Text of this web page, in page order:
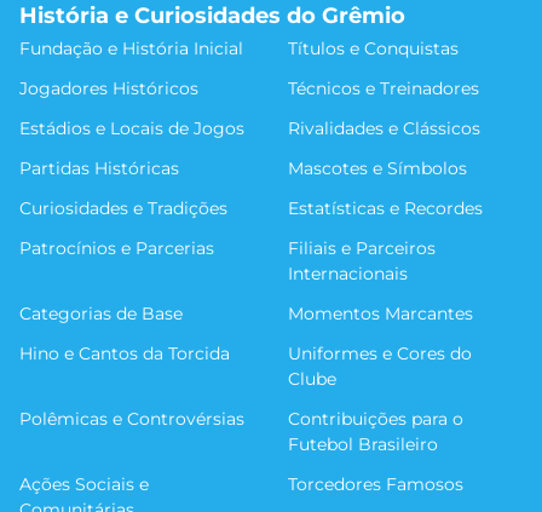
História e Curiosidades do Grêmio
Fundação e História Inicial
Títulos e Conquistas
Jogadores Históricos
Técnicos e Treinadores
Estádios e Locais de Jogos
Rivalidades e Clássicos
Partidas Históricas
Mascotes e Símbolos
Curiosidades e Tradições
Estatísticas e Recordes
Patrocínios e Parcerias
Filiais e Parceiros
Internacionais
Categorias de Base
Momentos Marcantes
Hino e Cantos da Torcida
Uniformes e Cores do
Clube
Polêmicas e Controvérsias
Contribuições para o
Futebol Brasileiro
Ações Sociais e
Torcedores Famosos